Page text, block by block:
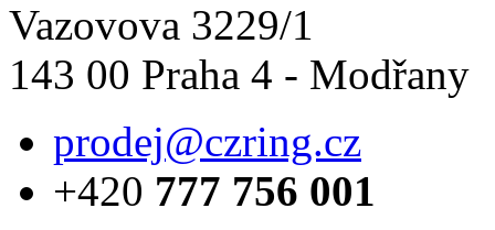
Vazovova 3229/1
143 00 Praha 4 - Modřany
prodej@czring.cz
+420 777 756 001